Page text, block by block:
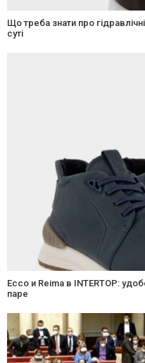
Що треба знати про
суті
Ecco и Reima в INTERTOP:
паре